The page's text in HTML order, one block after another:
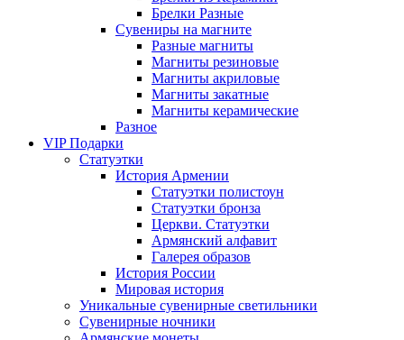
Брелки Разные
Сувениры на магните
Разные магниты
Магниты резиновые
Магниты акриловые
Магниты закатные
Магниты керамические
Разное
VIP Подарки
Статуэтки
История Армении
Статуэтки полистоун
Статуэтки бронза
Церкви. Статуэтки
Армянский алфавит
Галерея образов
История России
Мировая история
Уникальные сувенирные светильники
Сувенирные ночники